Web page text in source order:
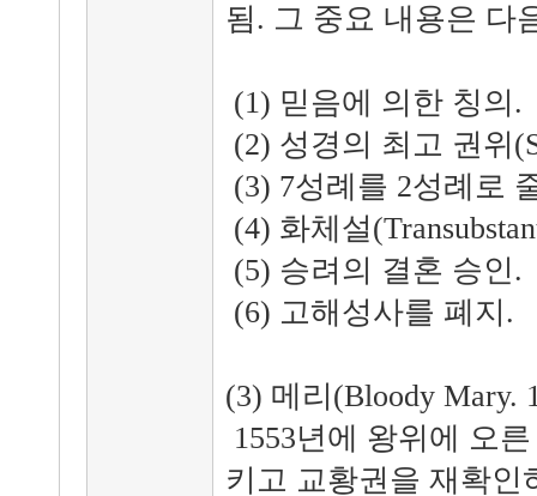
됨. 그 중요 내용은 다
(1) 믿음에 의한 칭의.
(2) 성경의 최고 권위
(3) 7성례를 2성례로
(4) 화체설
(5) 승려의 결혼 승인.
(6) 고해성사를 폐지.
(3) 메리(Bloody Mary.
1553년에 왕위에 오
키고 교황권을 재확인